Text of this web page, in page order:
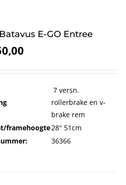
E-GO Entree
7 versn.
rollerbrake en v-
brake rem
framehoogte28'' 51cm
36366